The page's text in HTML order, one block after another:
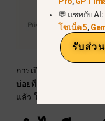
การเปิดลิงก์เข้าสู่ระบบ
บ่อยที่สุดในการเข้าสู่ระ
แล้ว ให้เปิดลิงก์นั้นบนโท
💬 แชทกับ AI:
โซเน็ต 5,
รับส่ว